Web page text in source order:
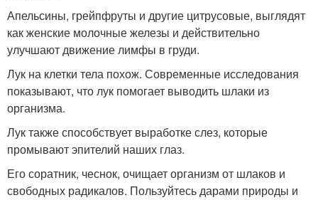
Апельсины, грейпфруты и другие цитрусовые, выглядят
как женские молочные железы и действительно
улучшают движение лимфы в груди.
Лук на клетки тела похож. Современные исследования
показывают, что лук помогает выводить шлаки из
организма.
Лук также способствует выработке слез, которые
промывают эпителий наших глаз.
Его соратник, чеснок, очищает организм от шлаков и
свободных радикалов. Пользуйтесь дарами природы и